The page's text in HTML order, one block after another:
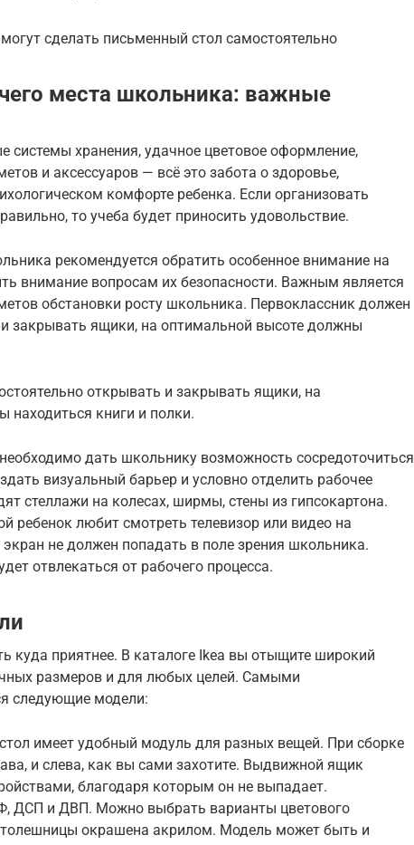
сделать письменный стол самостоятельно
места школьника: важные
системы хранения, удачное цветовое оформление,
и аксессуаров — всё это забота о здоровье,
комфорте ребенка. Если организовать
то учеба будет приносить удовольствие.
рекомендуется обратить особенное внимание на
внимание вопросам их безопасности. Важным является
обстановки росту школьника. Первоклассник должен
закрывать ящики, на оптимальной высоте должны
открывать и закрывать ящики, на
книги и полки.
дать школьнику возможность сосредоточиться
визуальный барьер и условно отделить рабочее
стеллажи на колесах, ширмы, стены из гипсокартона.
ребенок любит смотреть телевизор или видео на
не должен попадать в поле зрения школьника.
отвлекаться от рабочего процесса.
куда приятнее. В каталоге Ikea вы отыщите широкий
размеров и для любых целей. Самыми
следующие модели:
имеет удобный модуль для разных вещей. При сборке
и слева, как вы сами захотите. Выдвижной ящик
благодаря которым он не выпадает.
ДСП и ДВП. Можно выбрать варианты цветового
окрашена акрилом. Модель может быть и